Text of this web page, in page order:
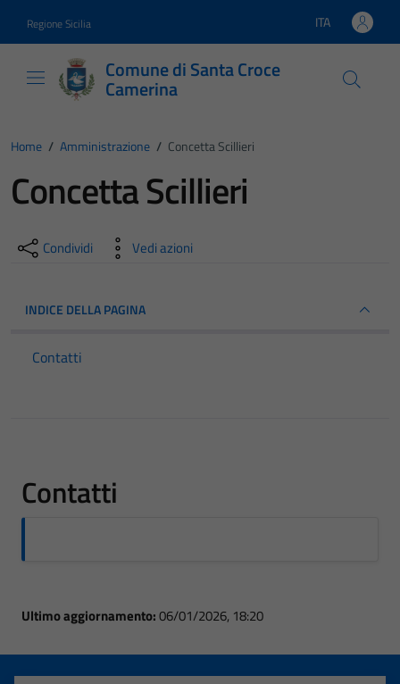
Regione Sicilia Lingua attiva:
ITA
Comune di Santa Croce
Camerina
Home / Amministrazione / Concetta Scillieri
Concetta Scillieri
Condividi Vedi azioni
INDICE DELLA PAGINA
Contatti
Contatti
Ultimo aggiornamento:06/01/2026, 18:20